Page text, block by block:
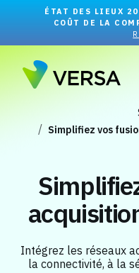
ÉTAT DES LIEUX
COÛT DE LA
Simplifiez vos
Intégrez les réseaux
la connectivité, à la